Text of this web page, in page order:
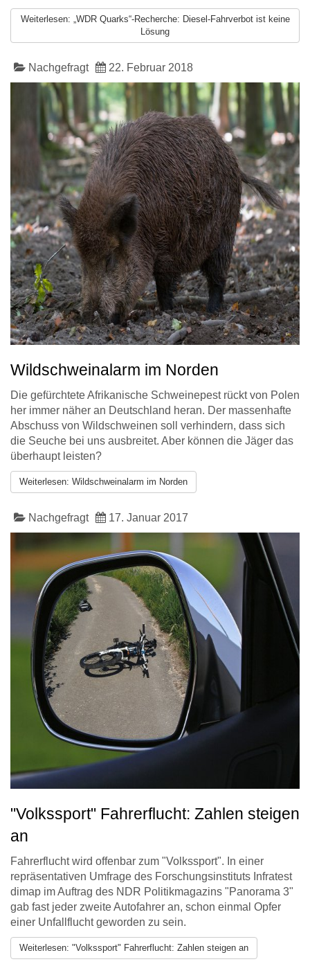
Weiterlesen: „WDR Quarks“-Recherche: Diesel-Fahrverbot ist keine
Lösung
Nachgefragt 22. Februar 2018
Wildschweinalarm im Norden
Die gefürchtete Afrikanische Schweinepest rückt von Polen
her immer näher an Deutschland heran. Der massenhafte
Abschuss von Wildschweinen soll verhindern, dass sich
die Seuche bei uns ausbreitet. Aber können die Jäger das
überhaupt leisten?
Weiterlesen: Wildschweinalarm im Norden
Nachgefragt 17. Januar 2017
"Volkssport" Fahrerflucht: Zahlen steigen
an
Fahrerflucht wird offenbar zum "Volkssport". In einer
repräsentativen Umfrage des Forschungsinstituts Infratest
dimap im Auftrag des NDR Politikmagazins "Panorama 3"
gab fast jeder zweite Autofahrer an, schon einmal Opfer
einer Unfallflucht geworden zu sein.
Weiterlesen: "Volkssport" Fahrerflucht: Zahlen steigen an